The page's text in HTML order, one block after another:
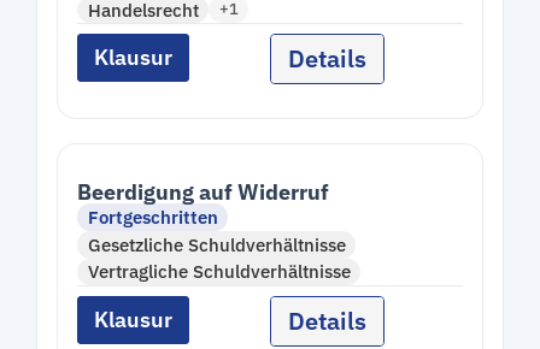
Handelsrecht
+1
Klausur Details
Beerdigung auf Widerruf
Fortgeschritten
Gesetzliche Schuldverhältnisse
Vertragliche Schuldverhältnisse
Klausur Details